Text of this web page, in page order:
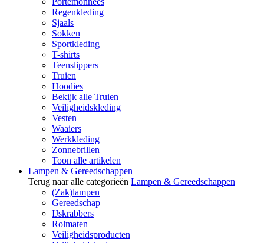
Regenkleding
Sjaals
Sokken
Sportkleding
T-shirts
Teenslippers
Truien
Hoodies
Bekijk alle Truien
Veiligheidskleding
Vesten
Waaiers
Werkkleding
Zonnebrillen
Toon alle artikelen
Lampen & Gereedschappen
Terug naar alle categorieën Lampen & Gereedschappen
(Zak)lampen
Gereedschap
IJskrabbers
Rolmaten
Veiligheidsproducten